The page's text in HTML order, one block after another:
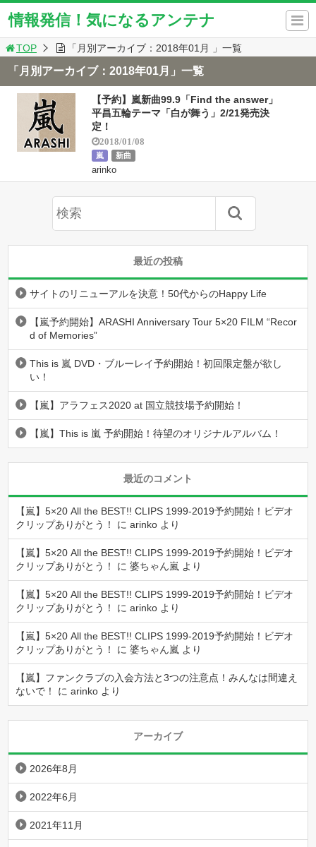
情報発信！気になるアンテナ
TOP 「月別アーカイブ：2018年01月 」一覧
「月別アーカイブ：2018年01月」一覧
【予約】嵐新曲99.9「Find the answer」
平昌五輪テーマ「白が舞う」2/21発売決
定！
2018/01/08
嵐 新曲
arinko
最近の投稿
サイトのリニューアルを決意！50代からのHappy Life
【嵐予約開始】ARASHI Anniversary Tour 5×20 FILM “Recor
d of Memories”
This is 嵐 DVD・ブルーレイ予約開始！初回限定盤が欲し
い！
【嵐】アラフェス2020 at 国立競技場予約開始！
【嵐】This is 嵐 予約開始！待望のオリジナルアルバム！
最近のコメント
【嵐】5×20 All the BEST!! CLIPS 1999-2019予約開始！ビデオ
クリップありがとう！
にarinko より
【嵐】5×20 All the BEST!! CLIPS 1999-2019予約開始！ビデオ
クリップありがとう！
に婆ちゃん嵐 より
【嵐】5×20 All the BEST!! CLIPS 1999-2019予約開始！ビデオ
クリップありがとう！
にarinko より
【嵐】5×20 All the BEST!! CLIPS 1999-2019予約開始！ビデオ
クリップありがとう！
に婆ちゃん嵐 より
【嵐】ファンクラブの入会方法と3つの注意点！みんなは間違え
ないで！
にarinko より
アーカイブ
2026年8月
2022年6月
2021年11月